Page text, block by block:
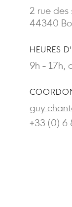
2 rue des
44340
HEURES
9h - 17h,
+33 (0) 6